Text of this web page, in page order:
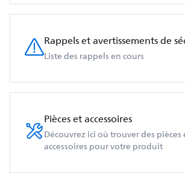
Rappels et avertissements de
Liste des rappels en cours
Pièces et accessoires
Découvrez ici où trouver des pièces
accessoires pour votre produit